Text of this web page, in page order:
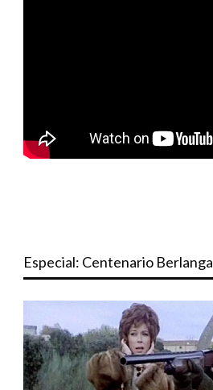
Especial: Centenario Berlanga